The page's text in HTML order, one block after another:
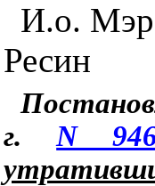
И.о.
Ресин
г.N